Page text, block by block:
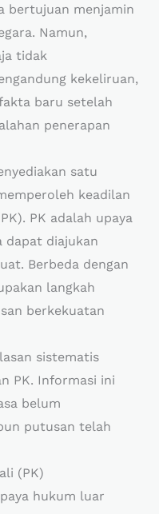
bertujuan menjamin
Namun,
tidak
kekeliruan,
baru setelah
penerapan
satu
keadilan
PK adalah upaya
dapat diajukan
Berbeda dengan
langkah
berkekuatan
sistematis
PK. Informasi ini
belum
putusan telah
(PK)
hukum luar